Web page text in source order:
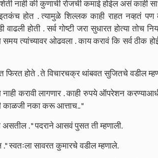
शेती नाही की कुणाची रोजची कमाई होईल असं काही
होत . त्यामुळे शिल्लक काही राहत नव्हतं पण
होती . सर्व गोष्टी जरा सुधारत होत्या तोच
त्यांच्यावर ओढवला . काय करावं कि सर्व ठीक
फिरत होते . ते विचारचक्र थांबवत सुजितचे वडील
करावी लागणार . काही रुपये ऑपरेशन
काळजी नका करू आत्ताच.. "
असतील . " पदराने आसवं पुसत ती म्हणाली.
स्वतःला सावरत कुमारचे वडील म्हणाले.